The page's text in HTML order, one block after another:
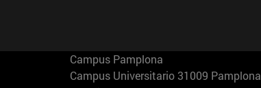
Campus Pamplona
Campus Universitario 31009 Pamplona